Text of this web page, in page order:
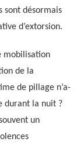
sont désormais
d’extorsion.
mobilisation
de la
de pillage n’a-
durant la nuit ?
un